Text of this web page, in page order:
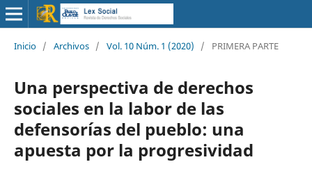
Inicio / Archivos / Vol. 10 Núm. 1 (2020) / PRIMERA PARTE
Una perspectiva de derechos
sociales en la labor de las
defensorías del pueblo: una
apuesta por la progresividad